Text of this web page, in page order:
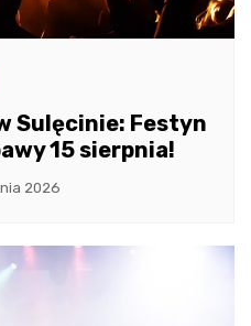
Sulęcinie: Festyn
15 sierpnia!
2026